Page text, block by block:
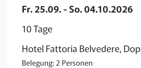
Fr. 25.09. - So. 04.10.2026
10 Tage
Hotel Fattoria Belvedere,
Belegung: 2 Personen